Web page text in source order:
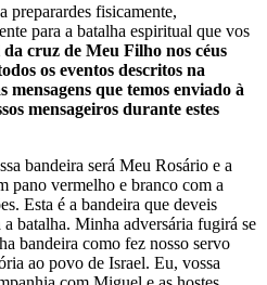
preparardes fisicamente,
para a batalha espiritual que vos
da cruz de Meu Filho nos céus
os eventos descritos na
mensagens que temos enviado à
mensageiros durante estes
bandeira será Meu Rosário e a
pano vermelho e branco com a
Esta é a bandeira que deveis
batalha. Minha adversária fugirá se
bandeira como fez nosso servo
ao povo de Israel. Eu, vossa